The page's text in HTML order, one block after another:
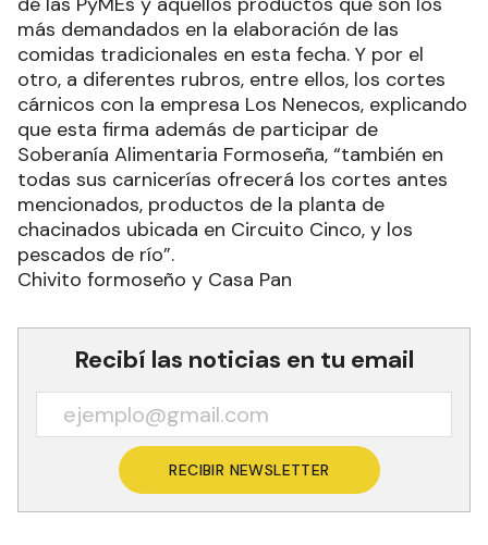
más demandados en la elaboración de las
comidas tradicionales en esta fecha. Y por el
otro, a diferentes rubros, entre ellos, los cortes
cárnicos con la empresa Los Nenecos, explicando
que esta firma además de participar de
Soberanía Alimentaria Formoseña, “también en
todas sus carnicerías ofrecerá los cortes antes
mencionados, productos de la planta de
chacinados ubicada en Circuito Cinco, y los
pescados de río”.
Chivito formoseño y Casa Pan
Recibí las noticias en tu email
RECIBIR NEWSLETTER